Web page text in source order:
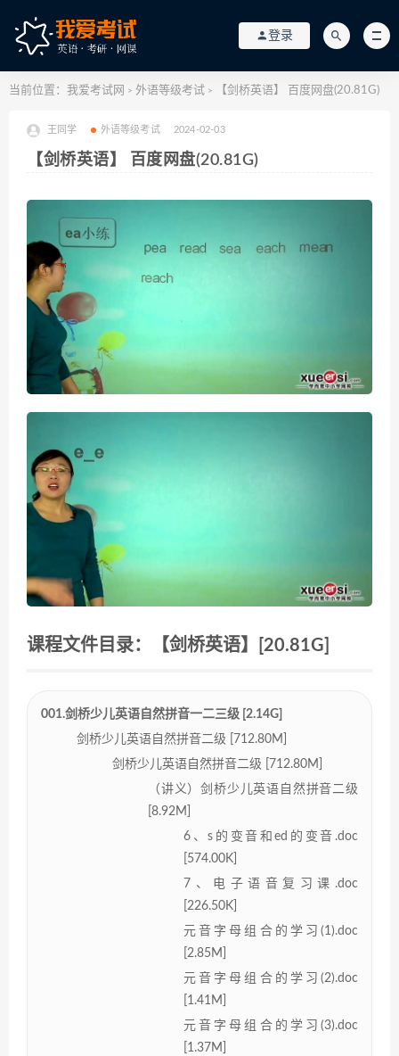
登录
当前位置： 我爱考试网 > 外语等级考试 > 【剑桥英语】 百度网盘(20.81G)
王同学 外语等级考试 2024-02-03
【剑桥英语】 百度网盘(20.81G)
课程文件目录：【剑桥英语】[20.81G]
001.剑桥少儿英语自然拼音一二三级 [2.14G]
剑桥少儿英语自然拼音二级 [712.80M]
剑桥少儿英语自然拼音二级 [712.80M]
（讲义）剑桥少儿英语自然拼音二级
[8.92M]
6、s的变音和ed的变音.doc
[574.00K]
7、电子语音复习课.doc
[226.50K]
元音字母组合的学习(1).doc
[2.85M]
元音字母组合的学习(2).doc
[1.41M]
元音字母组合的学习(3).doc
[1.37M]